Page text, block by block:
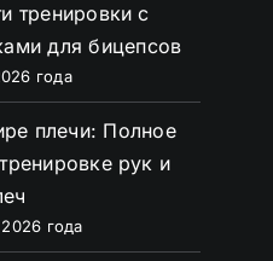
тренировки с
для бицепсов
года
плечи: Полное
рук и
года